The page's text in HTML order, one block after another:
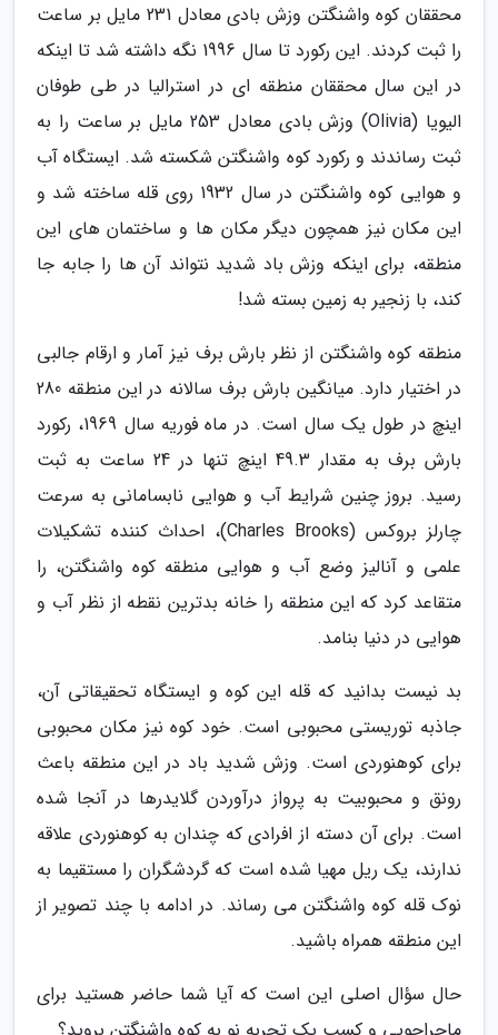
محققان کوه واشنگتن وزش بادی معادل 231 مایل بر ساعت
را ثبت کردند. این رکورد تا سال 1996 نگه داشته شد تا اینکه
در این سال محققان منطقه ای در استرالیا در طی طوفان
الیویا (Olivia) وزش بادی معادل 253 مایل بر ساعت را به
ثبت رساندند و رکورد کوه واشنگتن شکسته شد. ایستگاه آب
و هوایی کوه واشنگتن در سال 1932 روی قله ساخته شد و
این مکان نیز همچون دیگر مکان ها و ساختمان های این
منطقه، برای اینکه وزش باد شدید نتواند آن ها را جابه جا
کند، با زنجیر به زمین بسته شد!
منطقه کوه واشنگتن از نظر بارش برف نیز آمار و ارقام جالبی
در اختیار دارد. میانگین بارش برف سالانه در این منطقه 280
اینچ در طول یک سال است. در ماه فوریه سال 1969، رکورد
بارش برف به مقدار 49.3 اینچ تنها در 24 ساعت به ثبت
رسید. بروز چنین شرایط آب و هوایی نابسامانی به سرعت
چارلز بروکس (Charles Brooks)، احداث کننده تشکیلات
علمی و آنالیز وضع آب و هوایی منطقه کوه واشنگتن، را
متقاعد کرد که این منطقه را خانه بدترین نقطه از نظر آب و
هوایی در دنیا بنامد.
بد نیست بدانید که قله این کوه و ایستگاه تحقیقاتی آن،
جاذبه توریستی محبوبی است. خود کوه نیز مکان محبوبی
برای کوهنوردی است. وزش شدید باد در این منطقه باعث
رونق و محبوبیت به پرواز درآوردن گلایدرها در آنجا شده
است. برای آن دسته از افرادی که چندان به کوهنوردی علاقه
ندارند، یک ریل مهیا شده است که گردشگران را مستقیما به
نوک قله کوه واشنگتن می رساند. در ادامه با چند تصویر از
این منطقه همراه باشید.
حال سؤال اصلی این است که آیا شما حاضر هستید برای